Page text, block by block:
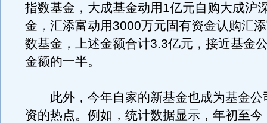
指数基金，大成基金动用1亿元自购大成沪
金，汇添富动用3000万元固有资金认购汇
数基金，上述金额合计3.3亿元，接近基金
金额的一半。
此外，今年自家的新基金也成为基金公
资的热点。例如，统计数据显示，年初至今